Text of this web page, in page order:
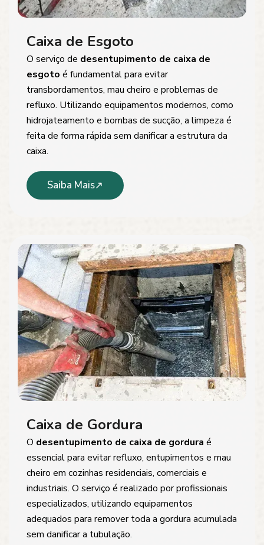
Caixa de Esgoto
O serviço de desentupimento de caixa de
esgoto é fundamental para evitar
transbordamentos, mau cheiro e problemas de
refluxo. Utilizando equipamentos modernos, como
hidrojateamento e bombas de sucção, a limpeza é
feita de forma rápida sem danificar a estrutura da
caixa.
Saiba Mais
Caixa de Gordura
O desentupimento de caixa de gordura é
essencial para evitar refluxo, entupimentos e mau
cheiro em cozinhas residenciais, comerciais e
industriais. O serviço é realizado por profissionais
especializados, utilizando equipamentos
adequados para remover toda a gordura acumulada
sem danificar a tubulação.